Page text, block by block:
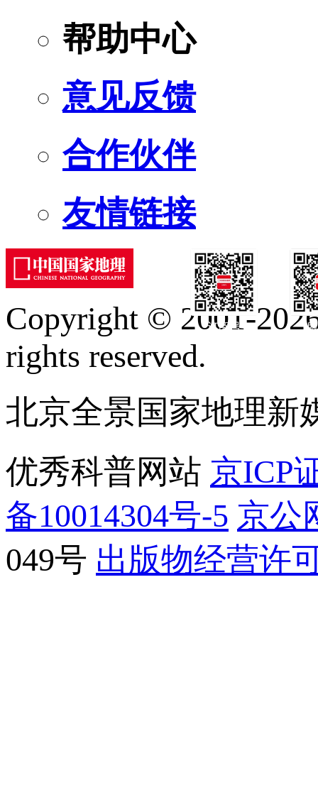
帮助中心
意见反馈
合作伙伴
友情链接
订阅号
Copyright © 2001-
rights reserved.
北京全景国家地理新
优秀科普网站 京ICP
备10014304号-5 京公
049号 出版物经营许